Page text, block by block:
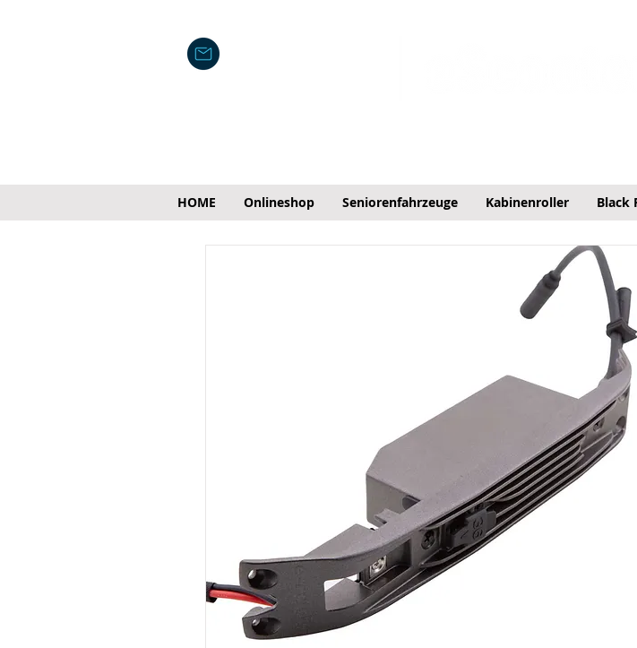
HOME Onlineshop Seniorenfahrzeuge Kabinenroller Black